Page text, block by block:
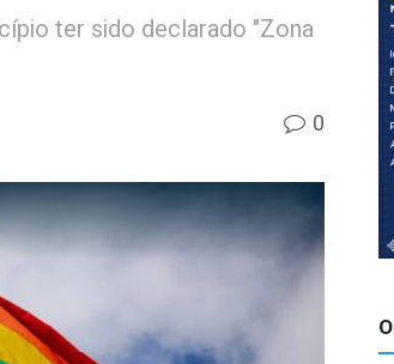
ter sido declarado "Zona
0